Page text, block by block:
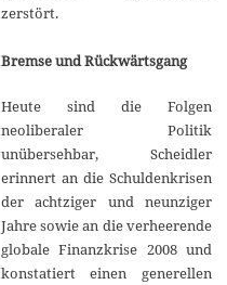
zerstört.
Bremse und Rückwärtsgang
Heute sind die Folgen
neoliberaler Politik
unübersehbar, Scheidler
erinnert an die Schuldenkrisen
der achtziger und neunziger
Jahre sowie an die verheerende
globale Finanzkrise 2008 und
konstatiert einen generellen